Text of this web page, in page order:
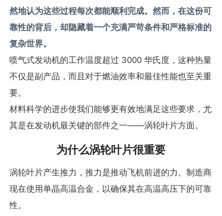
然地认为这些过程每次都能顺利完成。然而，在这份可
靠性的背后，却隐藏着一个充满严苛条件和严格标准的
复杂世界。
喷气式发动机的工作温度超过 3000 华氏度，这种热量
不仅是副产品，而且对于燃油效率和最佳性能也至关重
要。
材料科学的进步使我们能够更有效地满足这些要求，尤
其是在发动机最关键的部件之一——涡轮叶片方面。
为什么涡轮叶片很重要
涡轮叶片产生推力，推力是推动飞机前进的力。制造商
现在使用单晶高温合金，以确保其在高温高压下的可靠
性。